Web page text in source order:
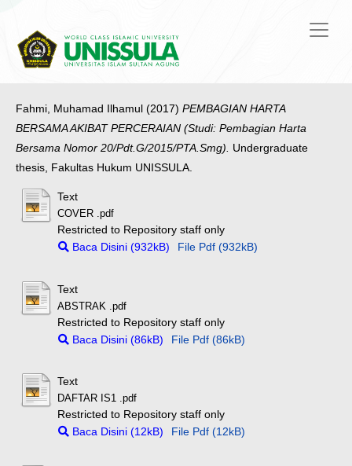
Fahmi, Muhamad Ilhamul (2017) PEMBAGIAN HARTA
BERSAMA AKIBAT PERCERAIAN (Studi: Pembagian Harta
Bersama Nomor 20/Pdt.G/2015/PTA.Smg). Undergraduate
thesis, Fakultas Hukum UNISSULA.
Text
COVER .pdf
Restricted to Repository staff only
Baca Disini (932kB)
File Pdf (932kB)
Text
ABSTRAK .pdf
Restricted to Repository staff only
Baca Disini (86kB)
File Pdf (86kB)
Text
DAFTAR IS1 .pdf
Restricted to Repository staff only
Baca Disini (12kB)
File Pdf (12kB)